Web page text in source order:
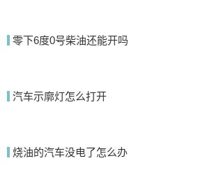
零下6度0号柴油还能开吗
汽车示廓灯怎么打开
烧油的汽车没电了怎么办